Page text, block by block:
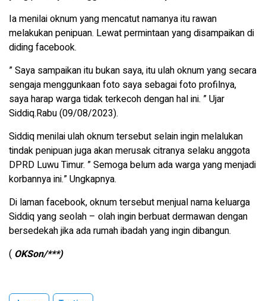
Ia menilai oknum yang mencatut namanya itu rawan
melakukan penipuan. Lewat permintaan yang disampaikan di
diding facebook.
” Saya sampaikan itu bukan saya, itu ulah oknum yang secara
sengaja menggunkaan foto saya sebagai foto profilnya,
saya harap warga tidak terkecoh dengan hal ini. ” Ujar
Siddiq.Rabu (09/08/2023).
Siddiq menilai ulah oknum tersebut selain ingin melalukan
tindak penipuan juga akan merusak citranya selaku anggota
DPRD Luwu Timur. ” Semoga belum ada warga yang menjadi
korbannya ini.” Ungkapnya.
Di laman facebook, oknum tersebut menjual nama keluarga
Siddiq yang seolah – olah ingin berbuat dermawan dengan
bersedekah jika ada rumah ibadah yang ingin dibangun.
( OKSon/***)